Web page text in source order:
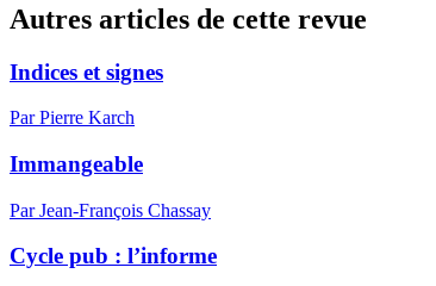
Autres articles de cette revue
Indices et signes
Par Pierre Karch
Immangeable
Par Jean-François Chassay
Cycle pub : l’informe